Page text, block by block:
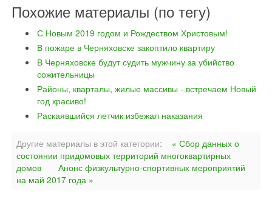
Похожие материалы (по тегу)
С Новым 2019 годом и Рождеством Христовым!
В пожаре в Черняховске закоптило квартиру
В Черняховске будут судить мужчину за убийство
сожительницы
Районы, кварталы, жилые массивы - встречаем Новый
год красиво!
Раскаявшийся летчик избежал наказания
Другие материалы в этой категории:
« Сбор данных о
состоянии придомовых территорий многоквартирных
домов
Анонс физкультурно-спортивных мероприятий
на май 2017 года »